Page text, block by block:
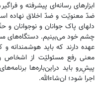
ابزارهای رسانه‌ای پیشرفته و
ضدّ معنویّت و ضدّ اخلاق نهاده
دلهای پاک جوانان و نوجوانان و
چشم خود می‌بینیم. دستگاه‌های
عهده دارند که باید هوشمندانه و
معنی رفع مسئولیّت از اشخاص
پیش‌ِرو باید دراین‌باره‌ها
اجرا شود؛ ان‌شاء‌الله.